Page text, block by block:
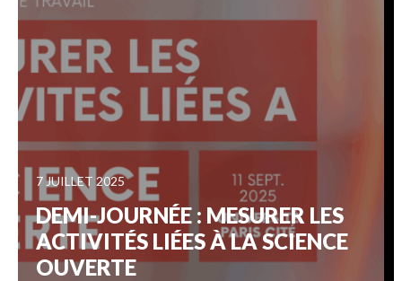
7 JUILLET 2025
DEMI-JOURNÉE : MESURER LES
ACTIVITÉS LIÉES À LA SCIENCE
OUVERTE